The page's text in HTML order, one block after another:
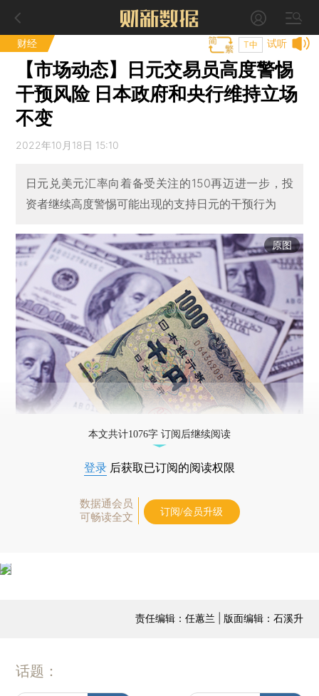
财经 试听
T中
【市场动态】日元交易员高度警惕
干预风险 日本政府和央行维持立场
不变
2022年10月18日 15:10
日元兑美元汇率向着备受关注的150再迈进一步，投
资者继续高度警惕可能出现的支持日元的干预行为
原图
本文共计1076字 订阅后继续阅读
登录 后获取已订阅的阅读权限
数据通会员
可畅读全文
订阅/会员升级
责任编辑：任蕙兰 | 版面编辑：石溪升
话题：